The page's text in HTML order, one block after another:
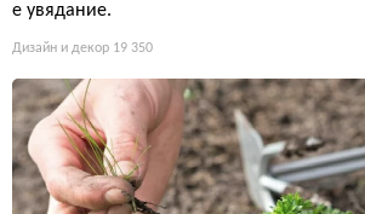
е увядание.
Дизайн и декор 19 350